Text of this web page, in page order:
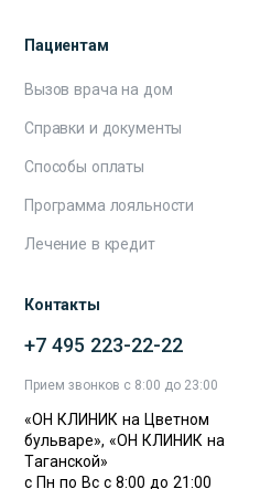
Пациентам
Вызов врача на дом
Справки и документы
Способы оплаты
Программа лояльности
Лечение в кредит
Контакты
+7 495 223-22-22
Прием звонков с 8:00 до 23:00
«ОН КЛИНИК на Цветном
бульваре», «ОН КЛИНИК на
Таганской»
с Пн по Вс с 8:00 до 21:00